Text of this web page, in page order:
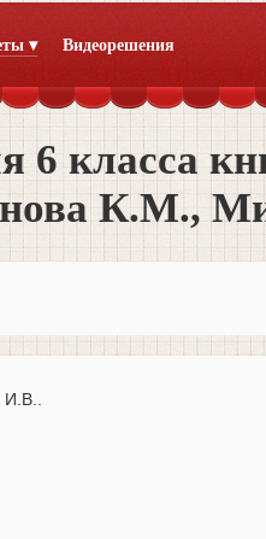
▾ Видеорешения
6 класса
К.М.,
И.В..